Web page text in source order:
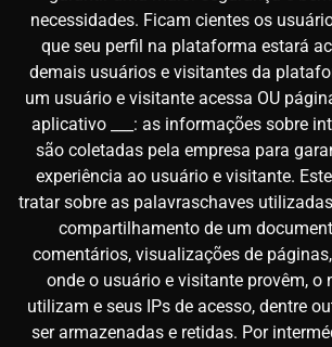
necessidades. Ficam cientes os
que seu perfil na plataforma estará
demais usuários e visitantes da
um usuário e visitante acessa OU
aplicativo ___: as informações sobre
são coletadas pela empresa para
experiência ao usuário e visitante.
tratar sobre as palavraschaves
compartilhamento de um
comentários, visualizações de
onde o usuário e visitante provêm, o
utilizam e seus IPs de acesso, dentre
ser armazenadas e retidas. Por